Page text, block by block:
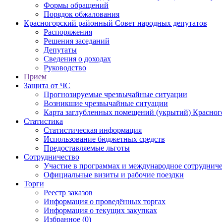
Формы обращений
Порядок обжалования
Красногорский районный Совет народных депутатов
Распоряжения
Решения заседаний
Депутаты
Сведения о доходах
Руководство
Прием
Защита от ЧС
Прогнозируемые чрезвычайные ситуации
Возникшие чрезвычайные ситуации
Карта заглубленных помещений (укрытий)
Статистика
Статистическая информация
Использование бюджетных средств
Предоставляемые льготы
Сотрудничество
Участие в программах и международное
Официальные визиты и рабочие поездки
Торги
Реестр заказов
Информация о проведённых торгах
Информация о текущих закупках
Избранное (0)